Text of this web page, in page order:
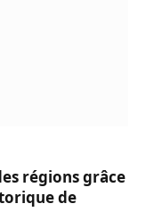
régions grâce
de